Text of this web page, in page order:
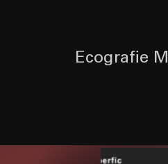
Ecografie